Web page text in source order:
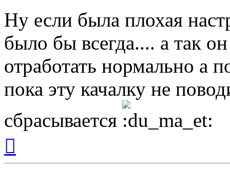
Ну если была плохая
было бы всегда.... а так
отработать нормально а
пока эту качалку не
сбрасывается
началу